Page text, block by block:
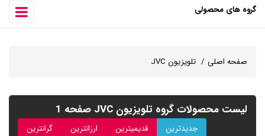
گروه های محصولی
صفحه اصلی تلویزیون JVC
لیست محصولات گروه تلویزیون JVC صفحه 1
جدیدترین قدیمیترین ارزانترین گرانترین